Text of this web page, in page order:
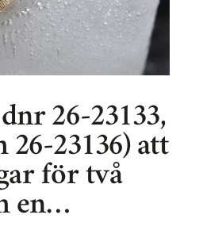
26-23133,
26-23136) att
för två
en…